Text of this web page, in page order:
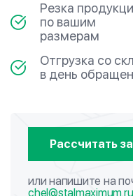
Резка
по вашим
размерам
Отгрузка со
в день
Рассчитать
или напишите на
chel@stalmaximum.ru